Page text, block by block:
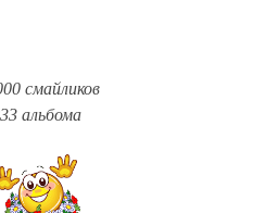
смайликов
альбома